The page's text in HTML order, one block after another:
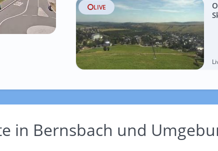
LIVE
in Bernsbach und